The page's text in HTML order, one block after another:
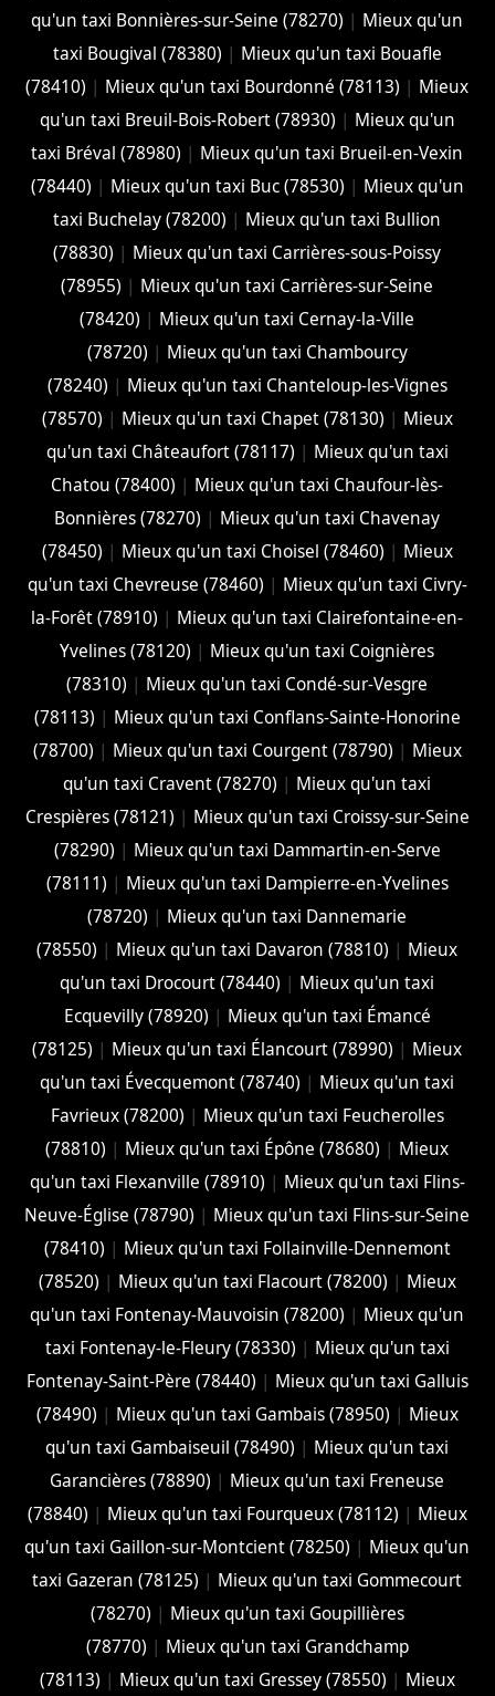
qu'un taxi Bonnières-sur-Seine (78270) | Mieux qu'un
taxi Bougival (78380) | Mieux qu'un taxi Bouafle
(78410) | Mieux qu'un taxi Bourdonné (78113) | Mieux
qu'un taxi Breuil-Bois-Robert (78930) | Mieux qu'un
taxi Bréval (78980) | Mieux qu'un taxi Brueil-en-Vexin
(78440) | Mieux qu'un taxi Buc (78530) | Mieux qu'un
taxi Buchelay (78200) | Mieux qu'un taxi Bullion
(78830) | Mieux qu'un taxi Carrières-sous-Poissy
(78955) | Mieux qu'un taxi Carrières-sur-Seine
(78420) | Mieux qu'un taxi Cernay-la-Ville
(78720) | Mieux qu'un taxi Chambourcy
(78240) | Mieux qu'un taxi Chanteloup-les-Vignes
(78570) | Mieux qu'un taxi Chapet (78130) | Mieux
qu'un taxi Châteaufort (78117) | Mieux qu'un taxi
Chatou (78400) | Mieux qu'un taxi Chaufour-lès-
Bonnières (78270) | Mieux qu'un taxi Chavenay
(78450) | Mieux qu'un taxi Choisel (78460) | Mieux
qu'un taxi Chevreuse (78460) | Mieux qu'un taxi Civry-
la-Forêt (78910) | Mieux qu'un taxi Clairefontaine-en-
Yvelines (78120) | Mieux qu'un taxi Coignières
(78310) | Mieux qu'un taxi Condé-sur-Vesgre
(78113) | Mieux qu'un taxi Conflans-Sainte-Honorine
(78700) | Mieux qu'un taxi Courgent (78790) | Mieux
qu'un taxi Cravent (78270) | Mieux qu'un taxi
Crespières (78121) | Mieux qu'un taxi Croissy-sur-Seine
(78290) | Mieux qu'un taxi Dammartin-en-Serve
(78111) | Mieux qu'un taxi Dampierre-en-Yvelines
(78720) | Mieux qu'un taxi Dannemarie
(78550) | Mieux qu'un taxi Davaron (78810) | Mieux
qu'un taxi Drocourt (78440) | Mieux qu'un taxi
Ecquevilly (78920) | Mieux qu'un taxi Émancé
(78125) | Mieux qu'un taxi Élancourt (78990) | Mieux
qu'un taxi Évecquemont (78740) | Mieux qu'un taxi
Favrieux (78200) | Mieux qu'un taxi Feucherolles
(78810) | Mieux qu'un taxi Épône (78680) | Mieux
qu'un taxi Flexanville (78910) | Mieux qu'un taxi Flins-
Neuve-Église (78790) | Mieux qu'un taxi Flins-sur-Seine
(78410) | Mieux qu'un taxi Follainville-Dennemont
(78520) | Mieux qu'un taxi Flacourt (78200) | Mieux
qu'un taxi Fontenay-Mauvoisin (78200) | Mieux qu'un
taxi Fontenay-le-Fleury (78330) | Mieux qu'un taxi
Fontenay-Saint-Père (78440) | Mieux qu'un taxi Galluis
(78490) | Mieux qu'un taxi Gambais (78950) | Mieux
qu'un taxi Gambaiseuil (78490) | Mieux qu'un taxi
Garancières (78890) | Mieux qu'un taxi Freneuse
(78840) | Mieux qu'un taxi Fourqueux (78112) | Mieux
qu'un taxi Gaillon-sur-Montcient (78250) | Mieux qu'un
taxi Gazeran (78125) | Mieux qu'un taxi Gommecourt
(78270) | Mieux qu'un taxi Goupillières
(78770) | Mieux qu'un taxi Grandchamp
(78113) | Mieux qu'un taxi Gressey (78550) | Mieux